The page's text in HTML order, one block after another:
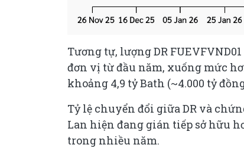
Tương tự, lượng DR
đơn vị từ đầu năm, xuống mức
khoảng 4,9 tỷ Bath (~4.000 tỷ
Tỷ lệ chuyển đổi giữa DR và
Lan hiện đang gián tiếp sở hữu
trong nhiều năm.